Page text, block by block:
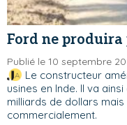
Ford ne
Publié le 10 septembre
Le constructeur
usines en Inde. Il va
milliards de dollars
commercialement.